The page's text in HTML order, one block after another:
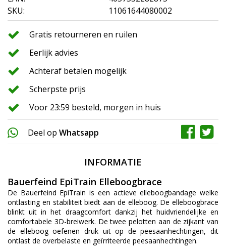
SKU:
11061644080002
Gratis retourneren en ruilen
Eerlijk advies
Achteraf betalen mogelijk
Scherpste prijs
Voor 23:59 besteld, morgen in huis
Deel op Whatsapp
INFORMATIE
Bauerfeind EpiTrain Elleboogbrace
De Bauerfeind EpiTrain is een actieve elleboogbandage welke
ontlasting en stabiliteit biedt aan de elleboog. De elleboogbrace
blinkt uit in het draagcomfort dankzij het huidvriendelijke en
comfortabele 3D-breiwerk. De twee pelotten aan de zijkant van
de elleboog oefenen druk uit op de peesaanhechtingen, dit
ontlast de overbelaste en geïrriteerde peesaanhechtingen.